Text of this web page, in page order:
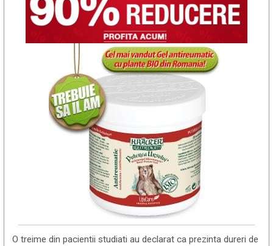
O treime din pacientii studiati au declarat ca prezinta dureri de